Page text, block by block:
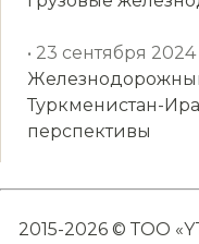
• 23 сентября 2024
Туркменистан-
перспективы
2015-2026 © ТОО